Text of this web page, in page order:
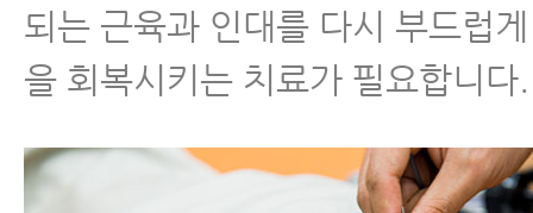
되는 근육과 인대를 다시 부드럽
을 회복시키는 치료가 필요합니다.